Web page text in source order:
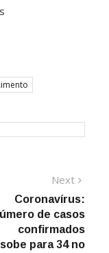
Next
Coronavírus:
de casos
confirmados
sobe para 34 no